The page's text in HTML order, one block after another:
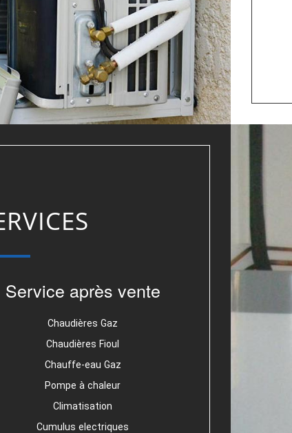
Service après vente
Chaudières Gaz
Chaudières Fioul
Chauffe-eau Gaz
Pompe à chaleur
Climatisation
Cumulus electriques